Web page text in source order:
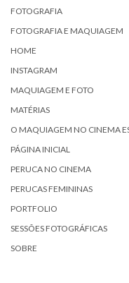
FOTOGRAFIA
FOTOGRAFIA E MAQUIAGEM
HOME
INSTAGRAM
MAQUIAGEM E FOTO
MATÉRIAS
O MAQUIAGEM NO CINEMA
PÁGINA INICIAL
PERUCA NO CINEMA
PERUCAS FEMININAS
PORTFOLIO
SESSÕES FOTOGRÁFICAS
SOBRE